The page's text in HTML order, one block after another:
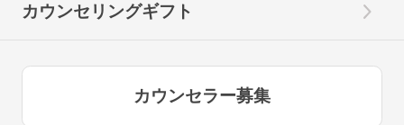
カウンセリングギフト
カウンセラー募集